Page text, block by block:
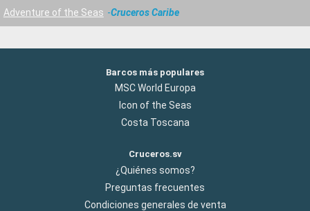
Adventure of the Seas
Cruceros Caribe
Barcos más populares
MSC World Europa
Icon of the Seas
Costa Toscana
Cruceros.sv
¿Quiénes somos?
Preguntas frecuentes
Condiciones generales de venta